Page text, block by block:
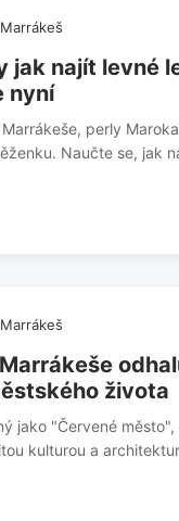
jak najít levné
nyní
perly
Naučte se, jak
života
jako "Červené
kulturou a